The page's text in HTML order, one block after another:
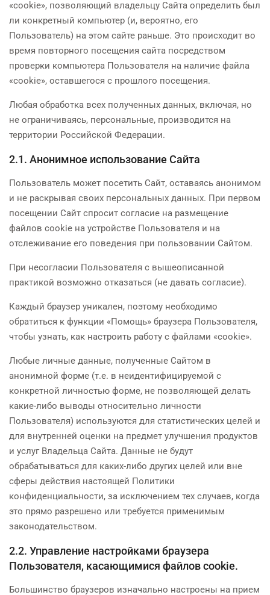
«cookie», позволяющий владельцу Сайта определить был
ли конкретный компьютер (и, вероятно, его
Пользователь) на этом сайте раньше. Это происходит во
время повторного посещения сайта посредством
проверки компьютера Пользователя на наличие файла
«cookie», оставшегося с прошлого посещения.
Любая обработка всех полученных данных, включая, но
не ограничиваясь, персональные, производится на
территории Российской Федерации.
2.1. Анонимное использование Сайта
Пользователь может посетить Сайт, оставаясь анонимом
и не раскрывая своих персональных данных. При первом
посещении Сайт спросит согласие на размещение
файлов cookie на устройстве Пользователя и на
отслеживание его поведения при пользовании Сайтом.
При несогласии Пользователя с вышеописанной
практикой возможно отказаться (не давать согласие).
Каждый браузер уникален, поэтому необходимо
обратиться к функции «Помощь» браузера Пользователя,
чтобы узнать, как настроить работу с файлами «cookie».
Любые личные данные, полученные Сайтом в
анонимной форме (т.е. в неидентифицируемой с
конкретной личностью форме, не позволяющей делать
какие-либо выводы относительно личности
Пользователя) используются для статистических целей и
для внутренней оценки на предмет улучшения продуктов
и услуг Владельца Сайта. Данные не будут
обрабатываться для каких-либо других целей или вне
сферы действия настоящей Политики
конфиденциальности, за исключением тех случаев, когда
это прямо разрешено или требуется применимым
законодательством.
2.2. Управление настройками браузера
Пользователя, касающимися файлов cookie.
Большинство браузеров изначально настроены на прием